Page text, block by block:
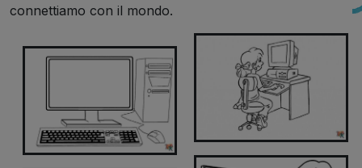
connettiamo con il mondo.